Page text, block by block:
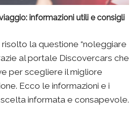
informazioni utili e consigli
la questione “noleggiare
al portale Discovercars che
per scegliere il migliore
Ecco le informazioni e i
informata e consapevole.